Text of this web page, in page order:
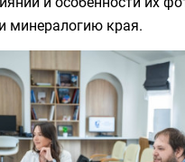
минералогию края.